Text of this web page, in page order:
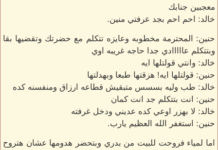
معجبين جنابك
خالد: احم احم بجد عرفتي منين.
حنين: المحترمة مخطوبه وعايزه تتكلم مع حضرتك وتقضيها بقا
وبتتكلم عااااادي جدا حاجه غريبه اوي
خالد: وانتي قولتلها ايه
حنين: قولتلها ايه! هزقتها طبعا وبهدلتها
خالد: طب وليه بسسس متبقيش قطاعه ارزاق ومنفسنه كده
حنين: انت بتتكلم جد انت كمان
خالد: لا بهزر اوعي كده عديني ودخل غرفته
حنين: استغفر الله العظيم يارب.
اما لمياء فروحت للبيت من بدري وبتحضر هدومها عشان هتروح